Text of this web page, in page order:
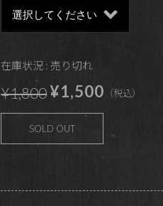
在庫状況 : 売り切れ
¥1,800¥1,500 （税込）
SOLD OUT